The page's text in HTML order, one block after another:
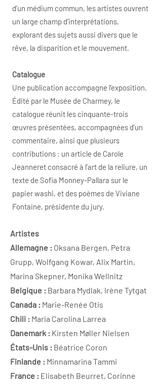
d’un médium commun, les artistes ouvrent
un large champ d’interprétations,
explorant des sujets aussi divers que le
rêve, la disparition et le mouvement.
Catalogue
Une publication accompagne l’exposition.
Édité par le Musée de Charmey, le
catalogue réunit les cinquante-trois
œuvres présentées, accompagnées d’un
commentaire, ainsi que plusieurs
contributions : un article de Carole
Jeanneret consacré à l’art de la reliure, un
texte de Sofia Monney-Pallara sur le
papier washi, et des poèmes de Viviane
Fontaine, présidente du jury.
​Artistes
Allemagne : Oksana Bergen, Petra
Grupp, Wolfgang Kowar, Alix Martin,
Marina Skepner, Monika Wellnitz
Belgique : Barbara Mydlak, Irène Tytgat
Canada : Marie-Renée Otis
Chili : Maria Carolina Larrea
Danemark : Kirsten Møller Nielsen
États-Unis : Béatrice Coron
Finlande : Minnamarina Tammi
France : Elisabeth Beurret, Corinne